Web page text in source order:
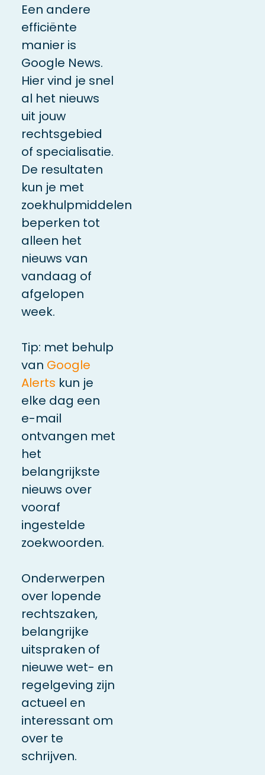
Een andere
efficiënte
manier is
Google News.
Hier vind je snel
al het nieuws
uit jouw
rechtsgebied
of specialisatie.
De resultaten
kun je met
zoekhulpmiddelen
beperken tot
alleen het
nieuws van
vandaag of
afgelopen
week.
Tip: met behulp
van Google
Alerts kun je
elke dag een
e-mail
ontvangen met
het
belangrijkste
nieuws over
vooraf
ingestelde
zoekwoorden.
Onderwerpen
over lopende
rechtszaken,
belangrijke
uitspraken of
nieuwe wet- en
regelgeving zijn
actueel en
interessant om
over te
schrijven.